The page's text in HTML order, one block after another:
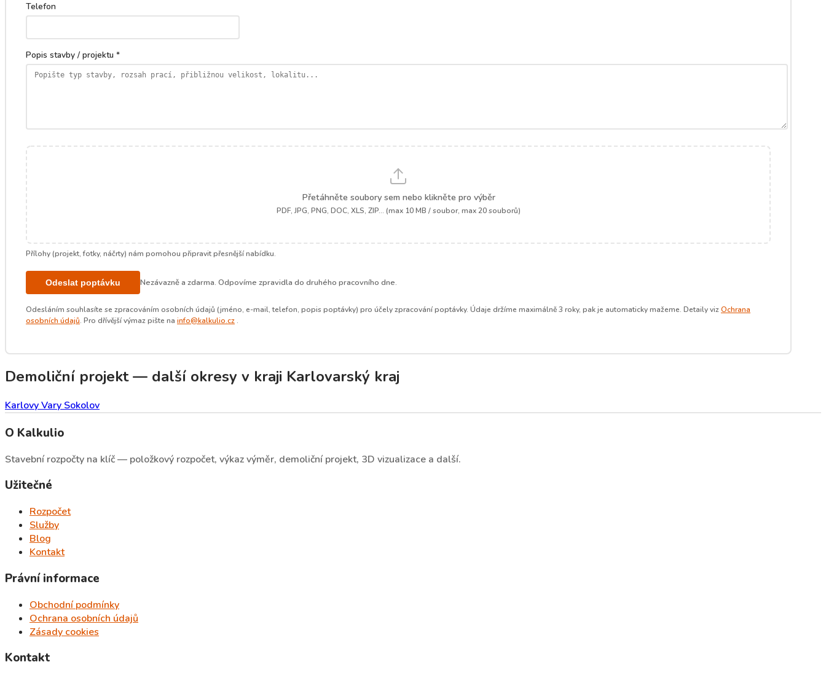
Telefon
Popis stavby / projektu *
Přetáhněte soubory sem nebo klikněte pro výběr
PDF, JPG, PNG, DOC, XLS, ZIP... (max 10 MB / soubor, max 20 souborů)
Přílohy (projekt, fotky, náčrty) nám pomohou připravit přesnější nabídku.
Odeslat poptávku Nezávazně a zdarma. Odpovíme zpravidla do druhého pracovního dne.
Odesláním souhlasíte se zpracováním osobních údajů (jméno, e-mail, telefon, popis poptávky) pro účely zpracování poptávky. Údaje držíme maximálně 3 roky, pak je automaticky mažeme. Detaily vizOchrana
osobních údajů. Pro dřívější výmaz pište na info@kalkulio.cz .
Demoliční projekt — další okresy v kraji Karlovarský kraj
Karlovy Vary Sokolov
O Kalkulio
Stavební rozpočty na klíč — položkový rozpočet, výkaz výměr, demoliční projekt, 3D vizualizace a další.
Užitečné
Rozpočet
Služby
Blog
Kontakt
Právní informace
Obchodní podmínky
Ochrana osobních údajů
Zásady cookies
Kontakt